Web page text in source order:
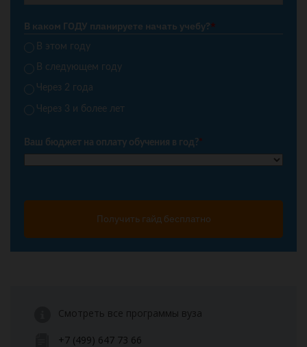
В каком ГОДУ планируете начать учебу?*
В этом году
В следующем году
Через 2 года
Через 3 и более лет
Ваш бюджет на оплату обучения в год?*
Получить гайд бесплатно
Смотреть все программы вуза
+7 (499) 647 73 66